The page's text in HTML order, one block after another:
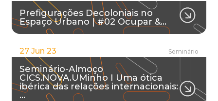
Prefigurações Decoloniais no
Espaço Urbano | #02 Ocupar &…
27 Jun 23 Seminário
Seminário-Almoço
CICS.NOVA.UMinho I Uma ótica
ibérica das relações internacionais:
…